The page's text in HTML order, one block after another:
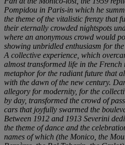
Pompidou in Paris-in which he
the theme of the vitalistic frenzy that
their eternally crowded nightspots
where an anonymous crowd would
showing unbridled enthusiasm for
A collective experience, which
almost transformed life in the French
metaphor for the radiant future that
with the dawn of the new century.
allegory for modernity, for the
by day, transformed the crowd of
cars that joyfully swarmed the
Between 1912 and 1913 Severini
the theme of dance and the
names of which (the Monico, the